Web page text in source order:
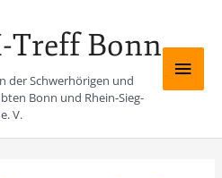
Treff Bonn
der Schwerhörigen und
Bonn und Rhein-Sieg-
V.